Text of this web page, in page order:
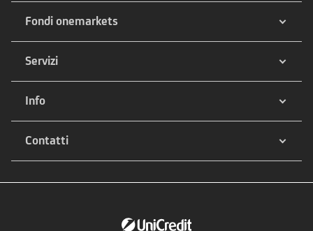
Fondi onemarkets
Servizi
Info
Contatti